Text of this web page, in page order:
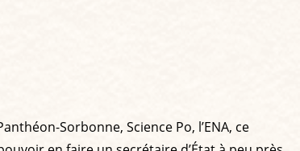
Sorbonne, Science Po, l’ENA, ce